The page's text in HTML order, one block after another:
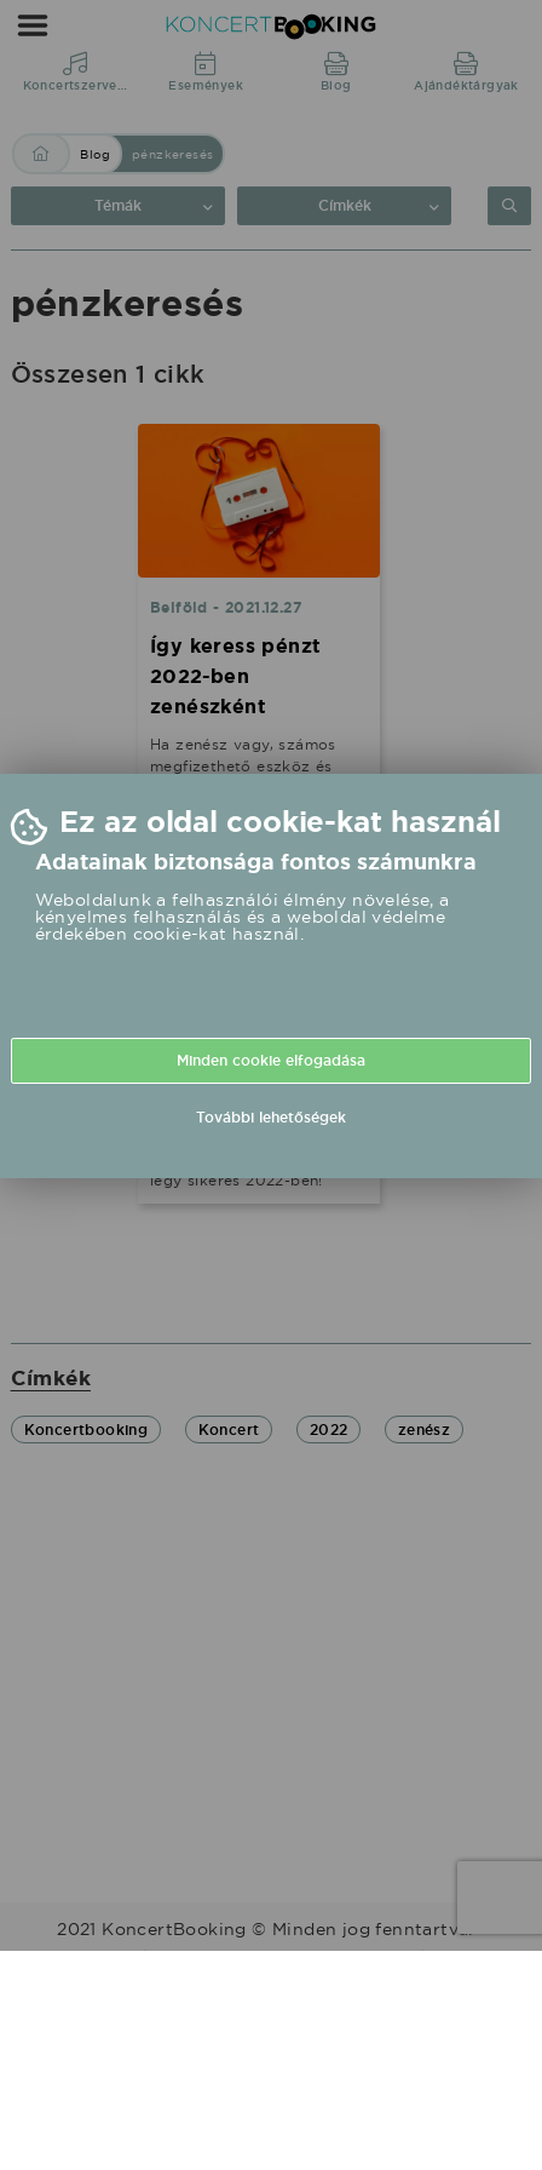
Blog:
pénzkeresés
KoncertBooking
Közvetlenül
produkciótól.
Koncertszervezés Események Blog Ajándéktárgyak
Blog pénzkeresés
Témák Címkék
pénzkeresés
Összesen 1 cikk
Belföld - 2021.12.27
Így keress pénzt
2022-ben
zenészként
Ha zenész vagy, számos
megfizethető eszköz és
rendelkezésedre, amivel
rögzítheted, terjesztheted,
értékesítheted,
streamelheted és
reklámozhatod zenéidet. De
az egyik legnagyobb kihívás
– 2022-ben is – pénzt
a források diverzifikálása a
kialakítása érdekében. Íme
légy sikeres 2022-ben!
Címkék
Koncertbooking Koncert 2022 zenész
2021 KoncertBooking © Minden jog fenntartva.
Kapcsolat | Telefonszám: +36 30 157 9812 | E-mail:
Ez az oldal cookie-kat használ
Adatainak biztonsága fontos számunkra
Weboldalunk a felhasználói élmény növelése, a
kényelmes felhasználás és a weboldal védelme
érdekében cookie-kat használ.
Minden cookie elfogadása
További lehetőségek